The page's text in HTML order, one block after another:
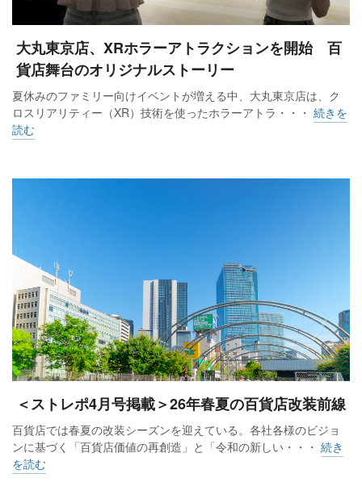
大丸東京店、XRホラーアトラクションを開始 百
貨店舞台のオリジナルストーリー
夏休みのファミリー向けイベントが増える中、大丸東京店は、ク
ロスリアリティー（XR）技術を使ったホラーアトラ・・・ 続きを
読む
＜ストレポ4月号掲載＞26年春夏の百貨店改装前線
百貨店では春夏の改装シーズンを迎えている。各社各様のビジョ
ンに基づく「百貨店価値の再創造」と「令和の新しい・・・ 続き
を読む